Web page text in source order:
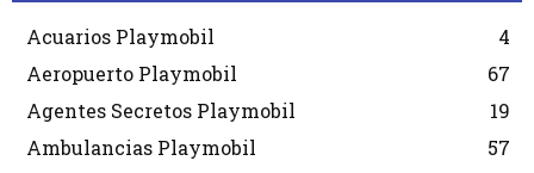
Acuarios Playmobil
4
Aeropuerto Playmobil
67
Agentes Secretos Playmobil
19
Ambulancias Playmobil
57